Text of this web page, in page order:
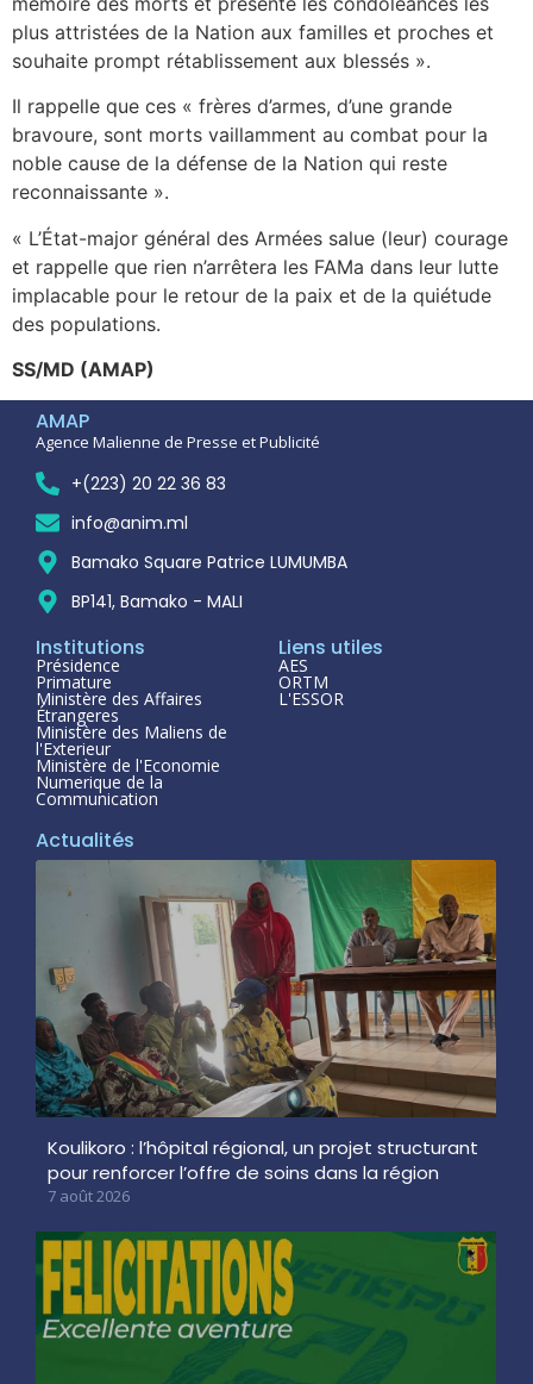
plus attristées de la Nation aux familles et proches et
souhaite prompt rétablissement aux blessés ».
Il rappelle que ces « frères d’armes, d’une grande
bravoure, sont morts vaillamment au combat pour la
noble cause de la défense de la Nation qui reste
reconnaissante ».
« L’État-major général des Armées salue (leur) courage
et rappelle que rien n’arrêtera les FAMa dans leur lutte
implacable pour le retour de la paix et de la quiétude
des populations.
SS/MD (AMAP)
AMAP
Agence Malienne de Presse et Publicité
+(223) 20 22 36 83
info@anim.ml
Bamako Square Patrice LUMUMBA
BP141, Bamako - MALI
Institutions
Présidence
Primature
Ministère des Affaires
Étrangeres
Ministère des Maliens de
l'Exterieur
Ministère de l'Economie
Numerique de la
Communication
Liens utiles
AES
ORTM
L'ESSOR
Actualités
Koulikoro : l’hôpital régional, un projet structurant
pour renforcer l’offre de soins dans la région
7 août 2026